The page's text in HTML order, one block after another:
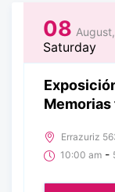
08
Saturday
Errazuriz
10:00 am -